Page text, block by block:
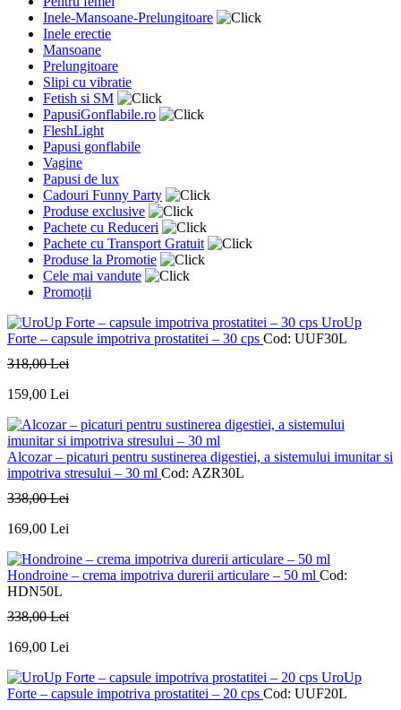
Inele-Mansoane-Prelungitoare
Inele erectie
Mansoane
Prelungitoare
Slipi cu vibratie
Fetish si SM
PapusiGonflabile.ro
FleshLight
Papusi gonflabile
Vagine
Papusi de lux
Cadouri Funny Party
Produse exclusive
Pachete cu Reduceri
Pachete cu Transport Gratuit
Produse la Promotie
Cele mai vandute
Promoții
UroUp
Forte – capsule impotriva prostatitei – 30 cps Cod: UUF30L
318,00Lei
159,00 Lei
Alcozar – picaturi pentru sustinerea digestiei, a sistemului imunitar si
impotriva stresului – 30 ml Cod: AZR30L
338,00Lei
169,00 Lei
Hondroine – crema impotriva durerii articulare – 50 ml Cod:
HDN50L
338,00Lei
169,00 Lei
UroUp
Forte – capsule impotriva prostatitei – 20 cps Cod: UUF20L